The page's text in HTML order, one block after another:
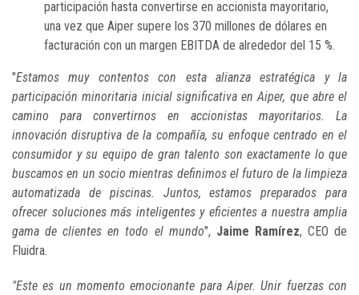
participación hasta convertirse en accionista mayoritario,
una vez que Aiper supere los 370 millones de dólares en
facturación con un margen EBITDA de alrededor del 15 %.
"Estamos muy contentos con esta alianza estratégica y la
participación minoritaria inicial significativa en Aiper, que abre el
camino para convertirnos en accionistas mayoritarios. La
innovación disruptiva de la compañía, su enfoque centrado en el
consumidor y su equipo de gran talento son exactamente lo que
buscamos en un socio mientras definimos el futuro de la limpieza
automatizada de piscinas. Juntos, estamos preparados para
ofrecer soluciones más inteligentes y eficientes a nuestra amplia
gama de clientes en todo el mundo", Jaime Ramírez, CEO de
Fluidra.
"Este es un momento emocionante para Aiper. Unir fuerzas con